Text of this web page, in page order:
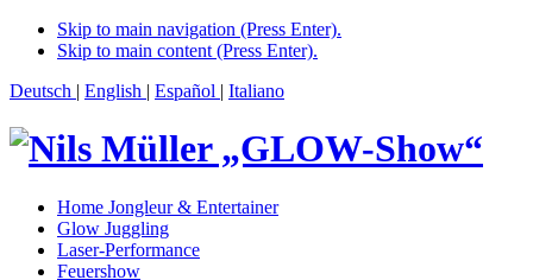
Skip to main navigation (Press Enter).
Skip to main content (Press Enter).
Deutsch | English | Español | Italiano
Home Jongleur & Entertainer
Glow Juggling
Laser-Performance
Feuershow